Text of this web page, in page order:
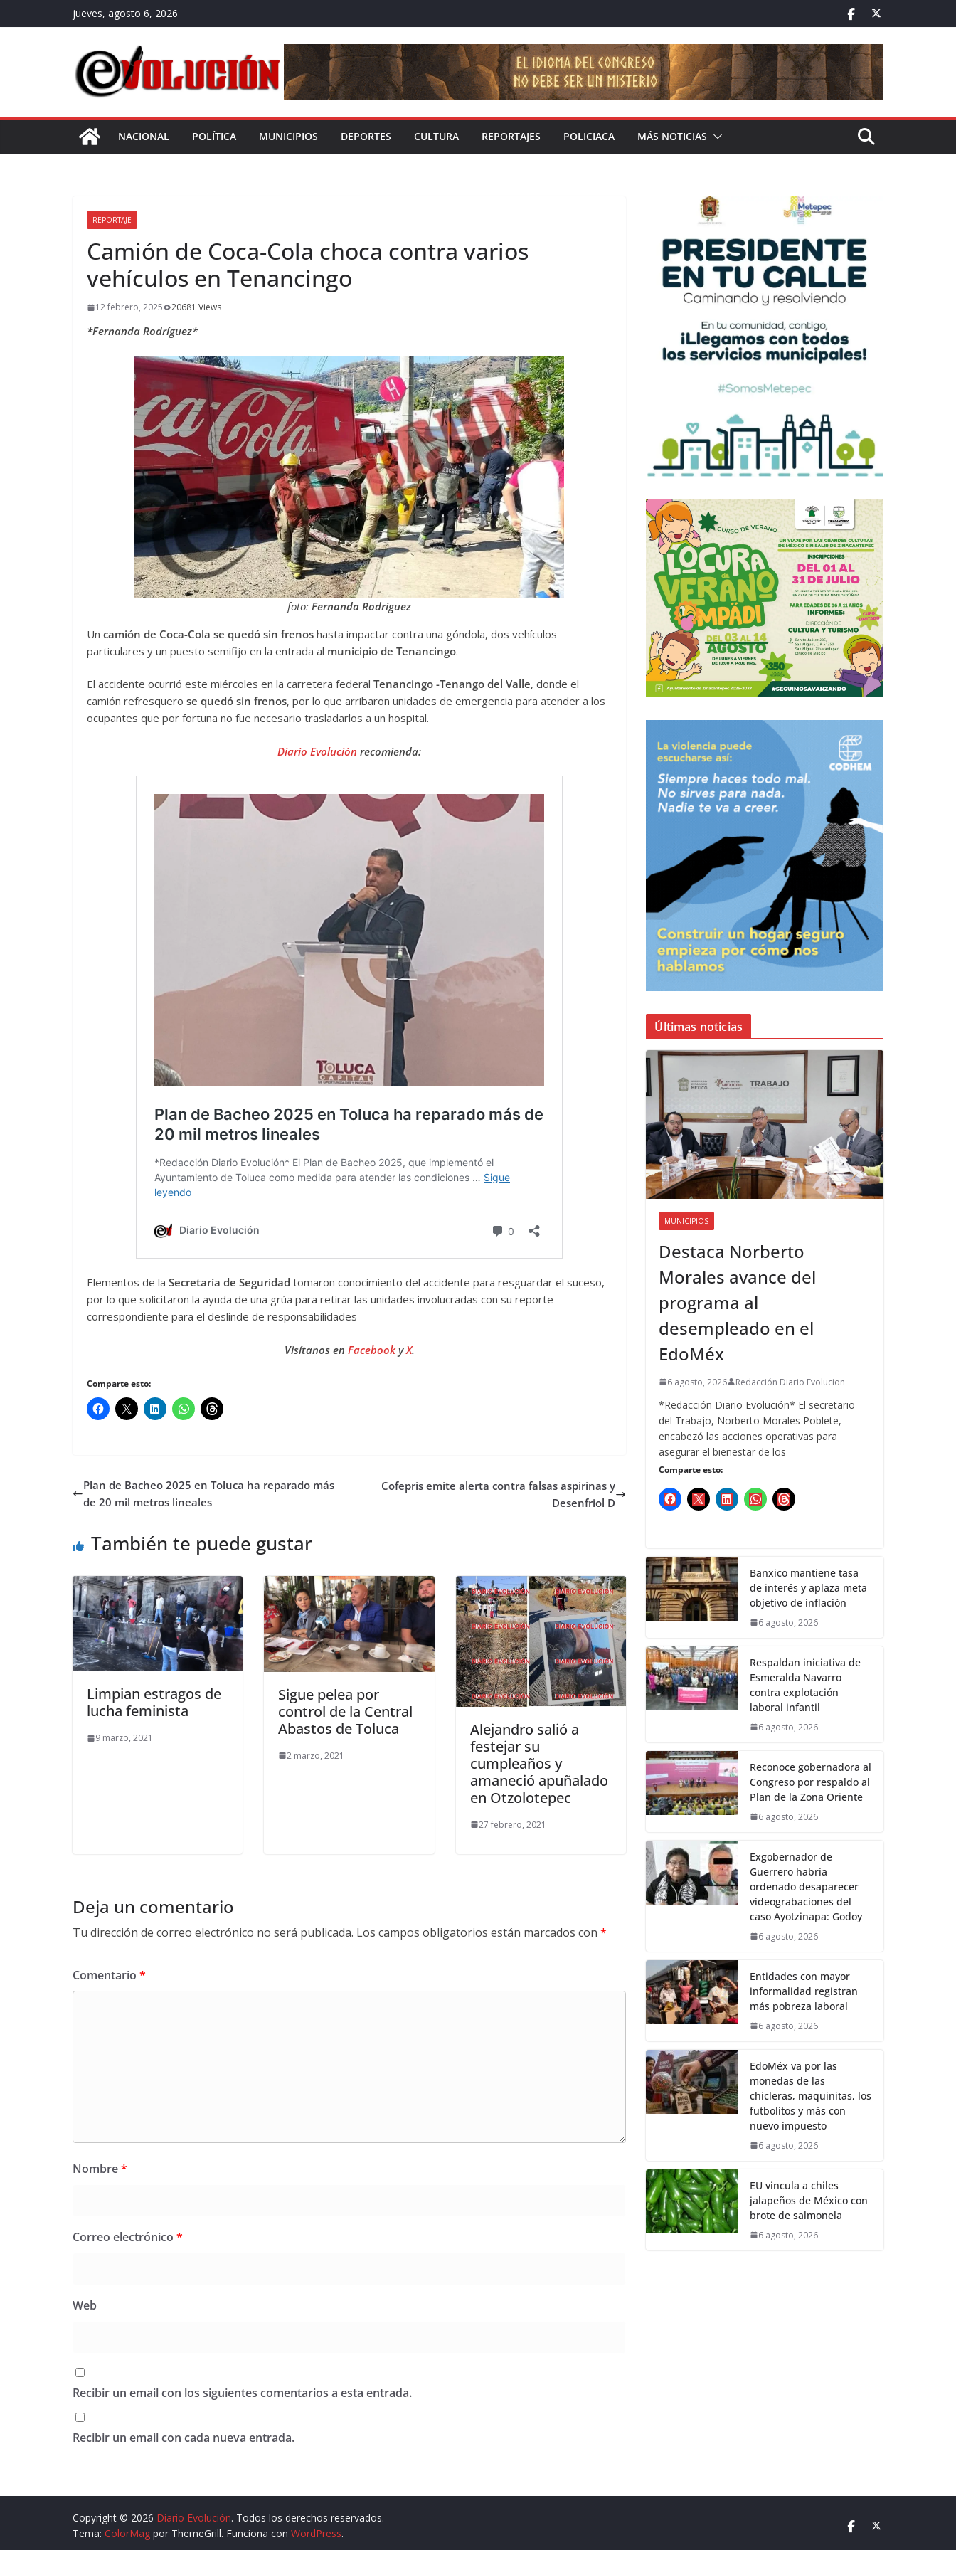
al
jueves, agosto 6, 2026
NACIONAL POLÍTICA MUNICIPIOS DEPORTES CULTURA REPORTAJES POLICIACA MÁS NOTICIAS
REPORTAJE
Camión de Coca-Cola choca contra varios
vehículos en Tenancingo
12 febrero, 2025 20681 Views
*Fernanda Rodríguez*
foto:Fernanda Rodríguez
Un camión de Coca-Cola se quedó sin frenos hasta impactar contra una góndola, dos vehículos
particulares y un puesto semifijo en la entrada al municipio de Tenancingo.
El accidente ocurrió este miércoles en la carretera federal Tenancingo -Tenango del Valle, donde el
camión refresquero se quedó sin frenos, por lo que arribaron unidades de emergencia para atender a los
ocupantes que por fortuna no fue necesario trasladarlos a un hospital.
Diario Evolución recomienda:
Elementos de la Secretaría de Seguridad tomaron conocimiento del accidente para resguardar el suceso,
por lo que solicitaron la ayuda de una grúa para retirar las unidades involucradas con su reporte
correspondiente para el deslinde de responsabilidades
Visítanos en FacebookyX.
Comparte esto:
Plan de Bacheo 2025 en Toluca ha reparado más
de 20 mil metros lineales
Cofepris emite alerta contra falsas aspirinas y
Desenfriol D
También te puede gustar
Limpian estragos de
lucha feminista
9 marzo, 2021
Sigue pelea por
control de la Central
Abastos de Toluca
2 marzo, 2021
Alejandro salió a
festejar su
cumpleaños y
amaneció apuñalado
en Otzolotepec
27 febrero, 2021
Deja un comentario
Tu dirección de correo electrónico no será publicada. Los campos obligatorios están marcados con *
Comentario *
Nombre*
Correo electrónico *
Web
Recibir un email con los siguientes comentarios a esta entrada.
Recibir un email con cada nueva entrada.
Últimas noticias
MUNICIPIOS
Destaca Norberto
Morales avance del
programa al
desempleado en el
EdoMéx
6 agosto, 2026 Redacción Diario Evolucion
*Redacción Diario Evolución* El secretario
del Trabajo, Norberto Morales Poblete,
encabezó las acciones operativas para
asegurar el bienestar de los
Comparte esto:
Banxico mantiene tasa
de interés y aplaza meta
objetivo de inflación
6 agosto, 2026
Respaldan iniciativa de
Esmeralda Navarro
contra explotación
laboral infantil
6 agosto, 2026
Reconoce gobernadora al
Congreso por respaldo al
Plan de la Zona Oriente
6 agosto, 2026
Exgobernador de
Guerrero habría
ordenado desaparecer
videograbaciones del
caso Ayotzinapa: Godoy
6 agosto, 2026
Entidades con mayor
informalidad registran
más pobreza laboral
6 agosto, 2026
EdoMéx va por las
monedas de las
chicleras, maquinitas, los
futbolitos y más con
nuevo impuesto
6 agosto, 2026
EU vincula a chiles
jalapeños de México con
brote de salmonela
6 agosto, 2026
Copyright © 2026 Diario Evolución. Todos los derechos reservados.
Tema: ColorMag por ThemeGrill. Funciona con WordPress.